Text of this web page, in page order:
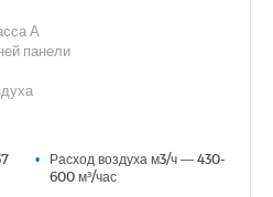
А
панели
•
Расход воздуха м3/ч — 430-
600 м³/час